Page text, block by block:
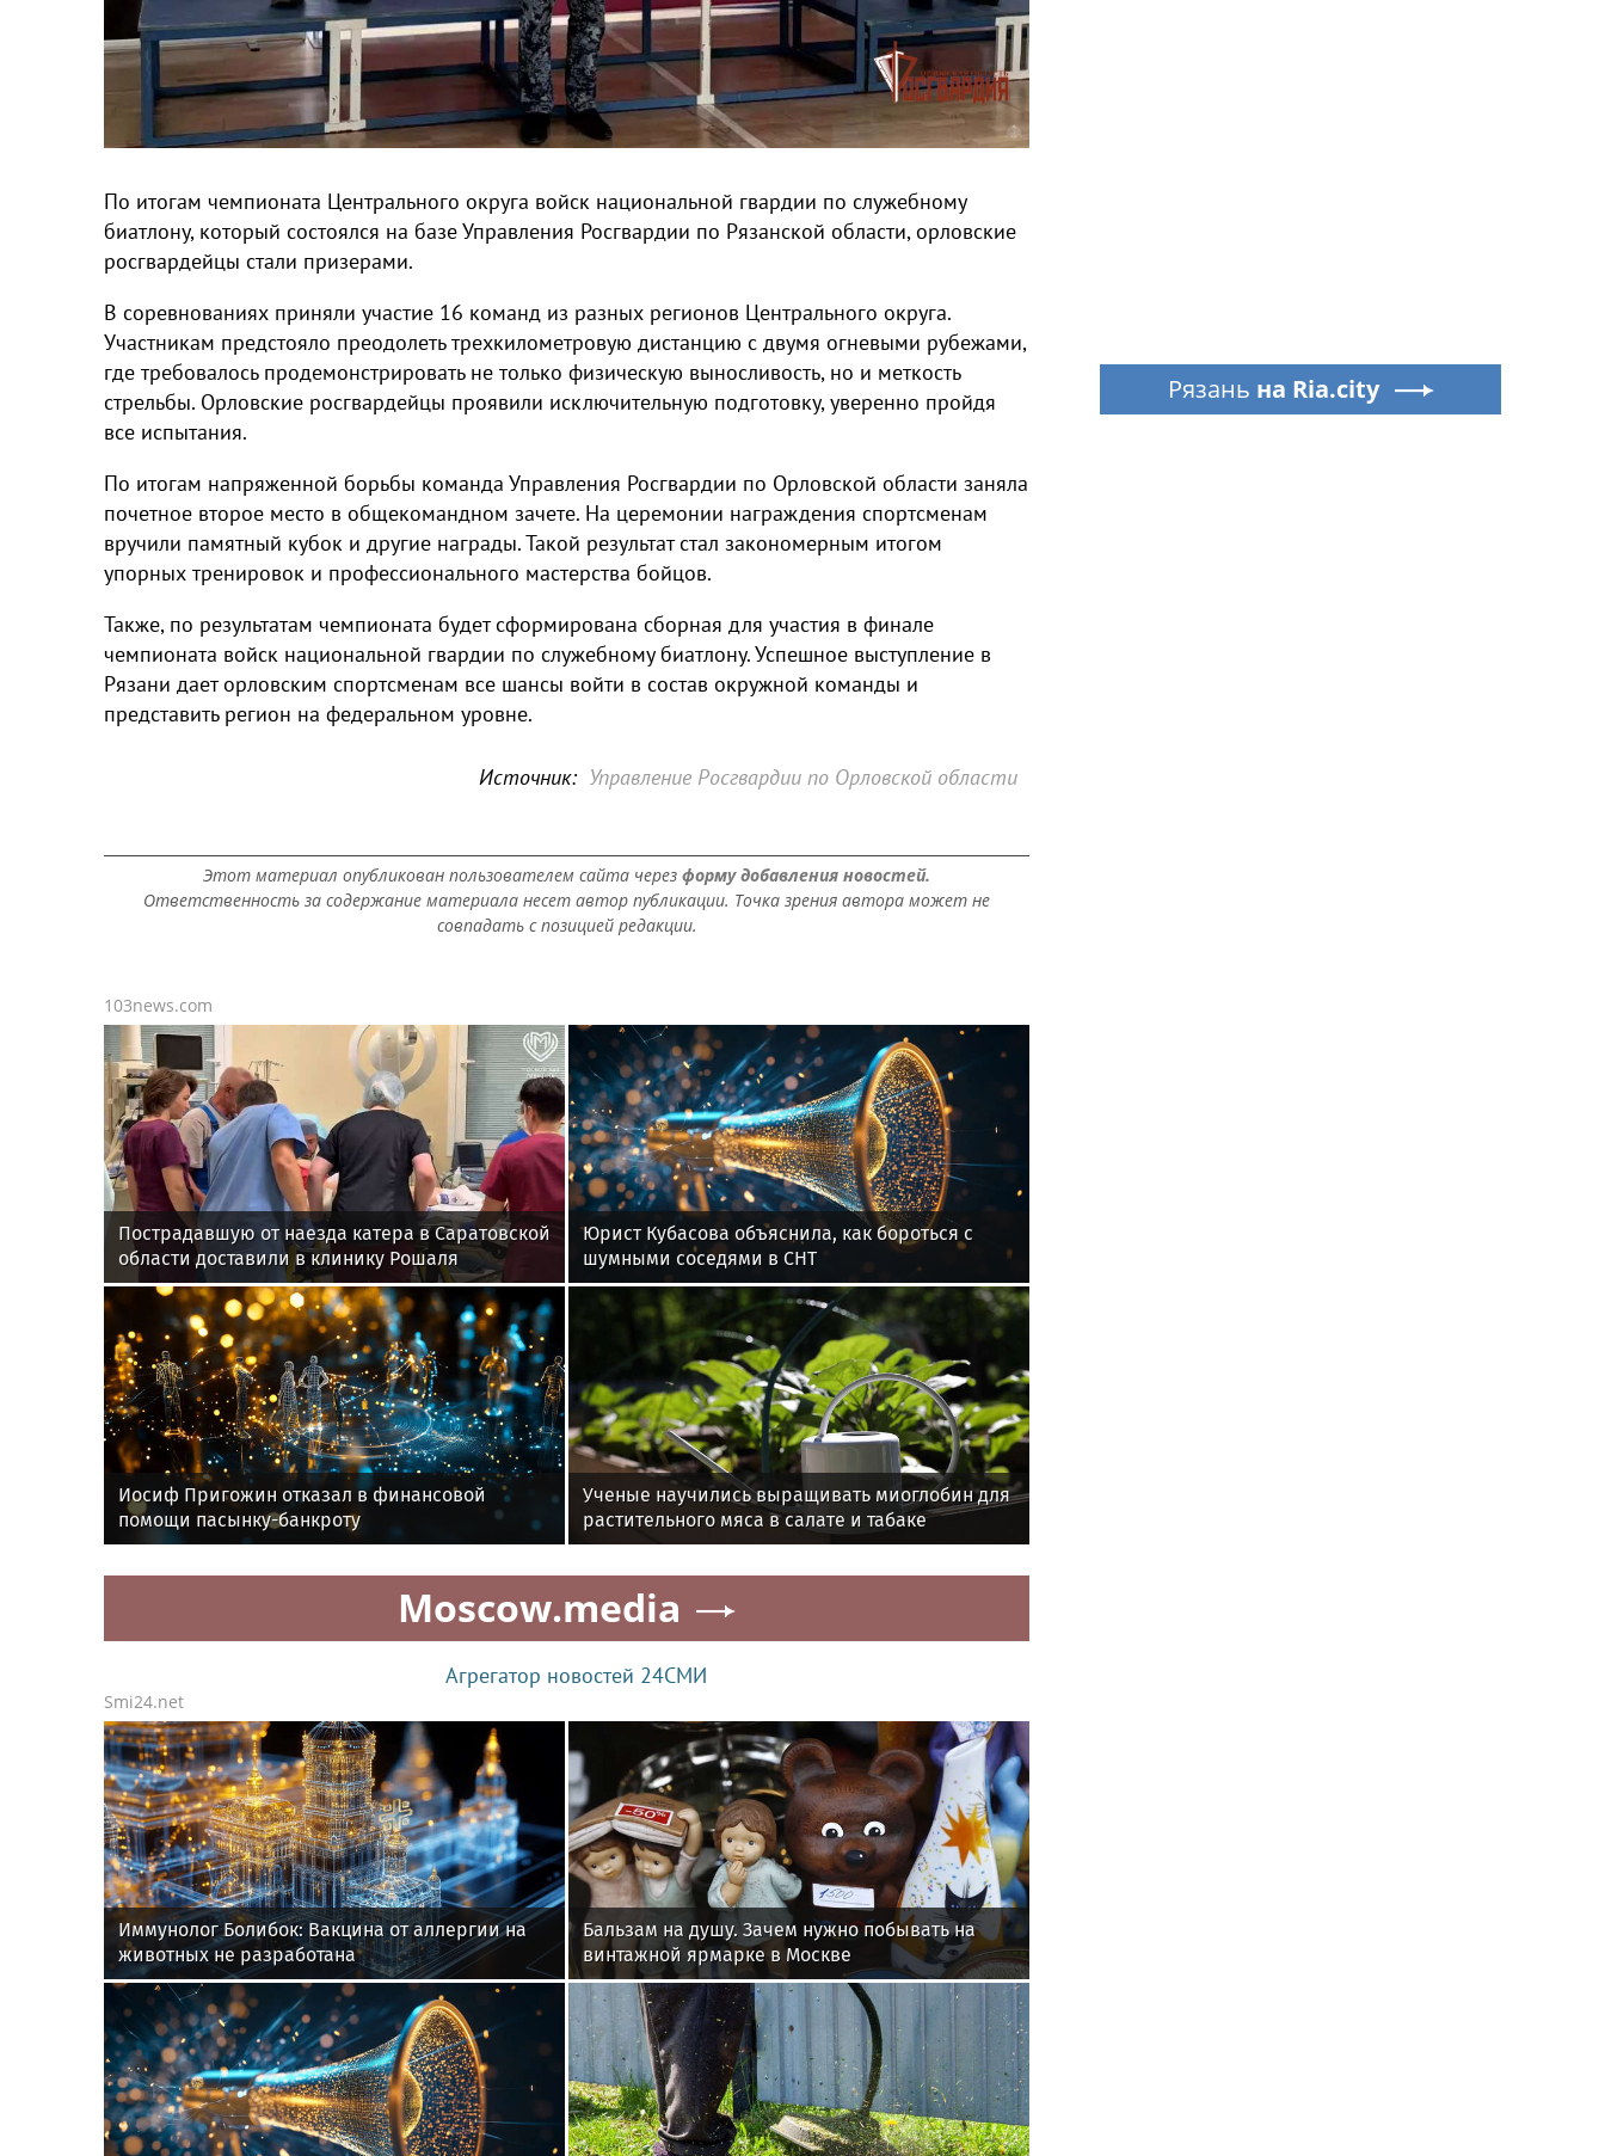
По итогам чемпионата Центрального округа войск национальной гвардии по служебному
биатлону, который состоялся на базе Управления Росгвардии по Рязанской области, орловские
росгвардейцы стали призерами.
В соревнованиях приняли участие 16 команд из разных регионов Центрального округа.
Участникам предстояло преодолеть трехкилометровую дистанцию с двумя огневыми рубежами,
где требовалось продемонстрировать не только физическую выносливость, но и меткость
стрельбы. Орловские росгвардейцы проявили исключительную подготовку, уверенно пройдя
все испытания.
По итогам напряженной борьбы команда Управления Росгвардии по Орловской области заняла
почетное второе место в общекомандном зачете. На церемонии награждения спортсменам
вручили памятный кубок и другие награды. Такой результат стал закономерным итогом
упорных тренировок и профессионального мастерства бойцов.
Также, по результатам чемпионата будет сформирована сборная для участия в финале
чемпионата войск национальной гвардии по служебному биатлону. Успешное выступление в
Рязани дает орловским спортсменам все шансы войти в состав окружной команды и
представить регион на федеральном уровне.
Источник: Управление Росгвардии по Орловской области
Этот материал опубликован пользователем сайта через форму добавления новостей.
Ответственность за содержание материала несет автор публикации. Точка зрения автора может не
совпадать с позицией редакции.
103news.com
Пострадавшую от наезда катера в Саратовской
области доставили в клинику Рошаля
Юрист Кубасова объяснила, как бороться с
шумными соседями в СНТ
Иосиф Пригожин отказал в финансовой
помощи пасынку-банкроту
Ученые научились выращивать миоглобин для
растительного мяса в салате и табаке
Moscow.media
Агрегатор новостей 24СМИ
Smi24.net
Иммунолог Болибок: Вакцина от аллергии на
животных не разработана
Бальзам на душу. Зачем нужно побывать на
винтажной ярмарке в Москве
Рязань на Ria.city